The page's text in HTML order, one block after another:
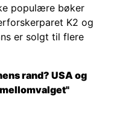
populære bøker
K2 og
er solgt til flere
rand? USA og